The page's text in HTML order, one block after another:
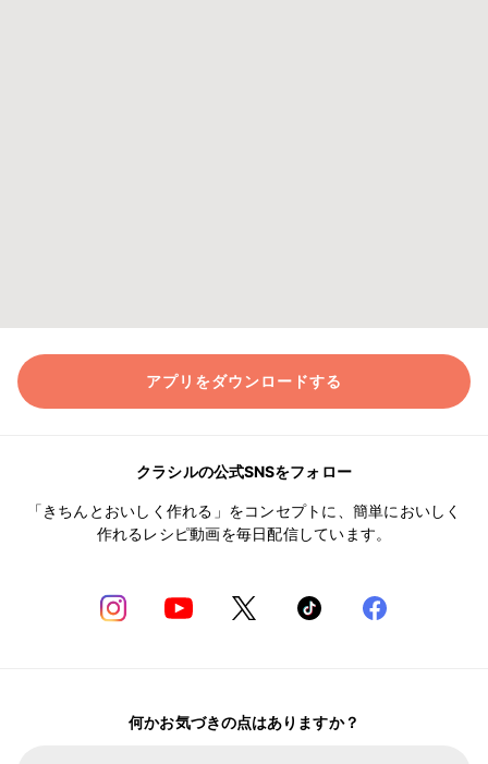
アプリをダウンロードする
クラシルの公式SNSをフォロー
「きちんとおいしく作れる」をコンセプトに、簡単においしく
作れるレシピ動画を毎日配信しています。
何かお気づきの点はありますか？